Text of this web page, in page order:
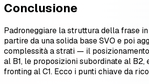
Conclusione
Padroneggiare la struttura della frase
partire da una solida base SVO e poi
complessità a strati — il
al B1, le proposizioni subordinate al B2,
fronting al C1. Ecco i punti chiave da